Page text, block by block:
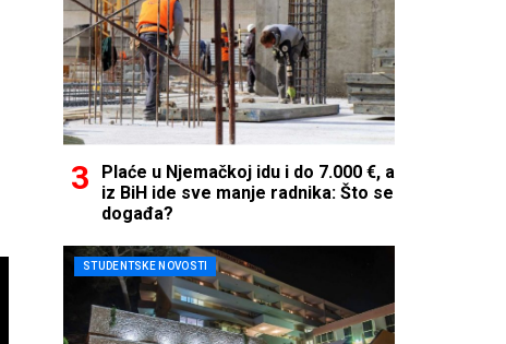
Plaće u Njemačkoj idu i do 7.000 €, a
iz BiH ide sve manje radnika: Što se
događa?
STUDENTSKE NOVOSTI